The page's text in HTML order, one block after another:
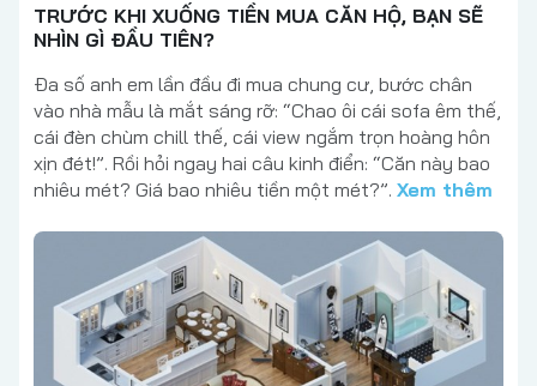
TRƯỚC KHI XUỐNG TIỀN MUA CĂN HỘ, BẠN SẼ
NHÌN GÌ ĐẦU TIÊN?
Đa số anh em lần đầu đi mua chung cư, bước chân
vào nhà mẫu là mắt sáng rỡ: “Chao ôi cái sofa êm thế,
cái đèn chùm chill thế, cái view ngắm trọn hoàng hôn
xịn đét!”. Rồi hỏi ngay hai câu kinh điển: “Căn này bao
nhiêu mét? Giá bao nhiêu tiền một mét?”. Xem thêm